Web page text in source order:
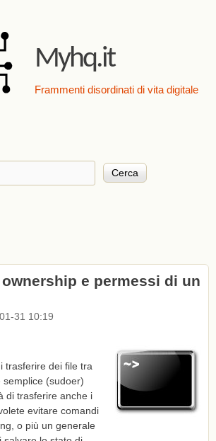
Myhq.it
Frammenti disordinati di vita digitale
di ricerca
e permessi di un
31 10:19
trasferire dei file tra
(sudoer)
di trasferire anche i
evitare comandi
o più un generale